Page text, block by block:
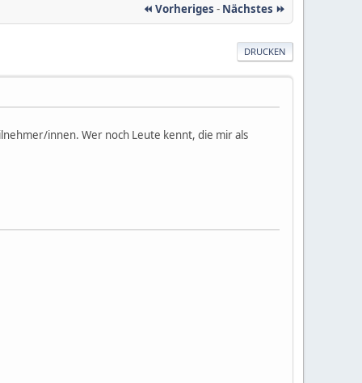
⏪ Vorheriges - Nächstes ⏩
DRUCKEN
innen. Wer noch Leute kennt, die mir als